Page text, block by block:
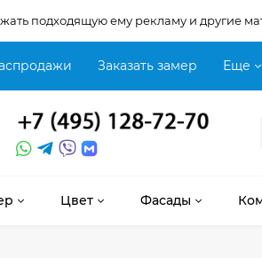
подходящую ему рекламу и другие
Заказать замер Еще
Цвет Фасады